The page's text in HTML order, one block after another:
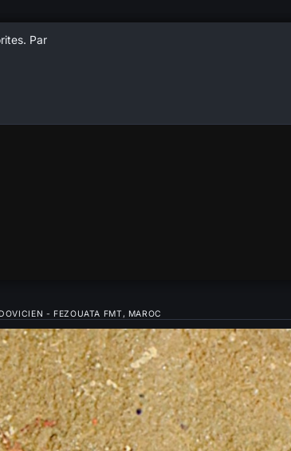
Par
- FEZOUATA FMT, MAROC